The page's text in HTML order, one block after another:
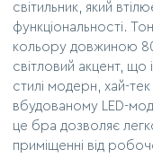
світильник, який
функціональності.
кольору довжиною
світловий акцент, що
стилі модерн, хай-
вбудованому LED-
це бра дозволяє
приміщенні від